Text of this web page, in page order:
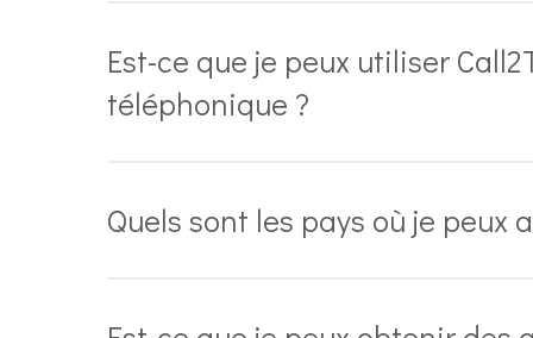
Est-ce que je peux utiliser
téléphonique ?
Quels sont les pays où je peux